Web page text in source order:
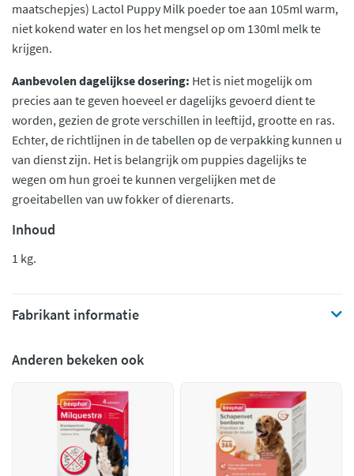
maatschepjes) Lactol Puppy Milk poeder toe aan 105ml warm,
niet kokend water en los het mengsel op om 130ml melk te
krijgen.
Aanbevolen dagelijkse dosering: Het is niet mogelijk om
precies aan te geven hoeveel er dagelijks gevoerd dient te
worden, gezien de grote verschillen in leeftijd, grootte en ras.
Echter, de richtlijnen in de tabellen op de verpakking kunnen u
van dienst zijn. Het is belangrijk om puppies dagelijks te
wegen om hun groei te kunnen vergelijken met de
groeitabellen van uw fokker of dierenarts.
Inhoud
1 kg.
Fabrikant informatie
Anderen bekeken ook